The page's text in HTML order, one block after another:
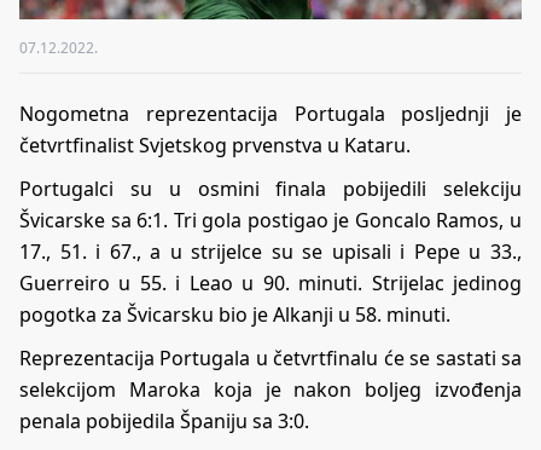
07.12.2022.
Nogometna reprezentacija Portugala posljednji je
četvrtfinalist Svjetskog prvenstva u Kataru.
Portugalci su u osmini finala pobijedili selekciju
Švicarske sa 6:1. Tri gola postigao je Goncalo Ramos, u
17., 51. i 67., a u strijelce su se upisali i Pepe u 33.,
Guerreiro u 55. i Leao u 90. minuti. Strijelac jedinog
pogotka za Švicarsku bio je Alkanji u 58. minuti.
Reprezentacija Portugala u četvrtfinalu će se sastati sa
selekcijom Maroka koja je nakon boljeg izvođenja
penala pobijedila Španiju sa 3:0.